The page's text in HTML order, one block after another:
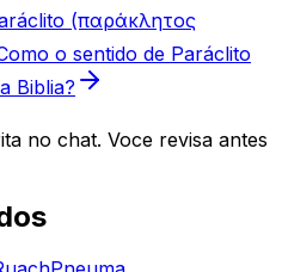
(παράκλητος
o sentido de Paráclito
Biblia?
no chat. Voce revisa antes